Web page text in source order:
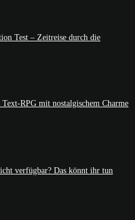
Test – Zeitreise durch die
RPG mit nostalgischem Charme
verfügbar? Das könnt ihr tun